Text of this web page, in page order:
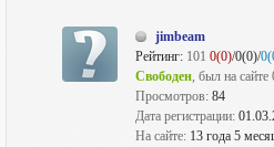
jimbeam
Рейтинг: 101 0(0)/0(0)/
Свободен, был на
Просмотров: 84
Дата регистрации:
На сайте: 13 года 5